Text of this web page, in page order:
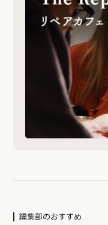
編集部のおすすめ